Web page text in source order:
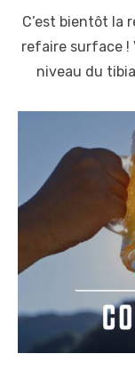
C’est bientôt la
refaire surface !
niveau du